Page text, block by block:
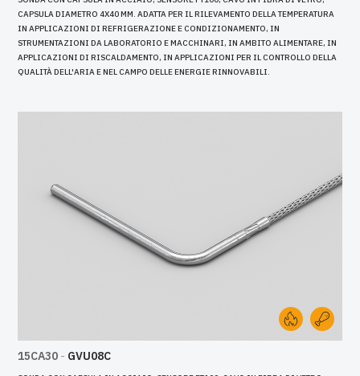
CAPSULA DIAMETRO 4X40 MM. ADATTA PER IL RILEVAMENTO DELLA TEMPERATURA
IN APPLICAZIONI DI REFRIGERAZIONE E CONDIZIONAMENTO, IN
STRUMENTAZIONI DA LABORATORIO E MACCHINARI, IN AMBITO ALIMENTARE, IN
APPLICAZIONI DI RISCALDAMENTO, IN APPLICAZIONI PER IL CONTROLLO DELLA
QUALITÀ DELL'ARIA E NEL CAMPO DELLE ENERGIE RINNOVABILI.
15CA30 - GVU08C